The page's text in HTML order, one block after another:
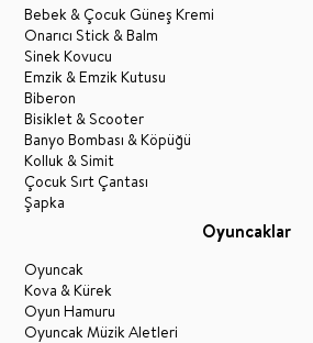
Bebek & Çocuk Güneş Kremi
Onarıcı Stick & Balm
Sinek Kovucu
Emzik & Emzik Kutusu
Biberon
Bisiklet & Scooter
Banyo Bombası & Köpüğü
Kolluk & Simit
Çocuk Sırt Çantası
Şapka
Oyuncaklar
Oyuncak
Kova & Kürek
Oyun Hamuru
Oyuncak Müzik Aletleri